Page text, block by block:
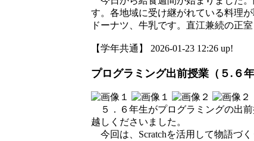
す。各地域に受け継がれている料理
ドーナツ、牛乳です。直江兼続の正
【学年共通】 2026-01-23 12:26 up!
プログラミング出前授業（５.６年
５．６年生がプログラミングの出
越しくださいました。
今回は、Scratchを活用して物語づ